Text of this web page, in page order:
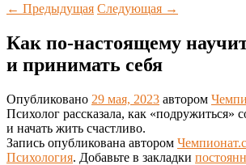
← Предыдущая Следующая →
Как по-настоящему
и принимать себя
Опубликовано 29 мая, 2023 автором
Психолог рассказала, как «подружиться»
и начать жить счастливо.
Запись опубликована автором
Психология. Добавьте в закладки